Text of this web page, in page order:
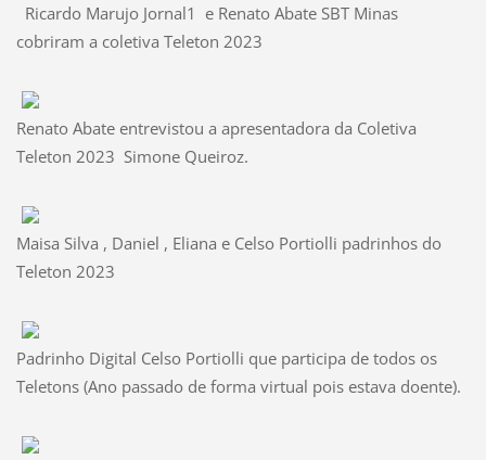
Ricardo Marujo Jornal1 e Renato Abate SBT Minas
cobriram a coletiva Teleton 2023
Renato Abate entrevistou a apresentadora da Coletiva
Teleton 2023 Simone Queiroz.
Maisa Silva , Daniel , Eliana e Celso Portiolli padrinhos do
Teleton 2023
Padrinho Digital Celso Portiolli que participa de todos os
Teletons (Ano passado de forma virtual pois estava doente).